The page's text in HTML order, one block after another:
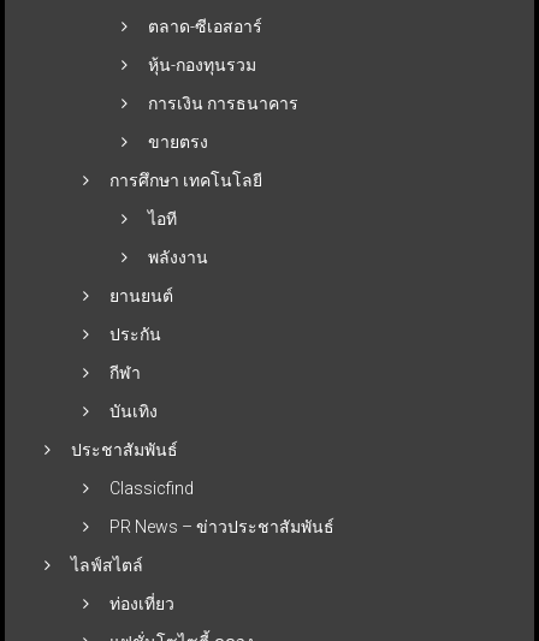
ตลาด-ซีเอสอาร์
หุ้น-กองทุนรวม
การเงิน การธนาคาร
ขายตรง
การศึกษา เทคโนโลยี
ไอที
พลังงาน
ยานยนต์
ประกัน
กีฬา
บันเทิง
ประชาสัมพันธ์
Classicfind
PR News – ข่าวประชาสัมพันธ์
ไลฟ์สไตล์
ท่องเที่ยว